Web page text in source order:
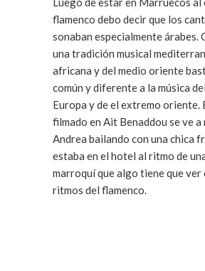
flamenco debo decir que los
sonaban especialmente árabes. Creo que hay
una tradición musical
africana y del medio oriente
común y diferente a la música
Europa y de el extremo oriente. En este video
filmado en Ait Benaddou se ve a
Andrea bailando con una chica
estaba en el hotel al ritmo de
marroquí que algo tiene que ver
ritmos del flamenco.